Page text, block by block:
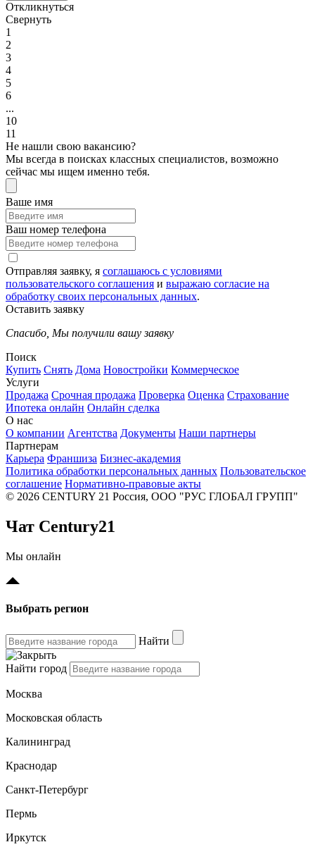
Откликнуться
Свернуть
1
2
3
4
5
6
...
10
11
Не нашли свою вакансию?
Мы всегда в поисках классных специалистов, возможно
сейчас мы ищем именно тебя.
Ваше имя
Ваш номер телефона
Отправляя заявку, я соглашаюсь с условиями
пользовательского соглашения и выражаю согласие на
обработку своих персональных данных.
Оставить заявку
Спасибо, Мы получили вашу заявку
Поиск
Купить Снять Дома Новостройки Коммерческое
Услуги
Продажа Срочная продажа Проверка Оценка Страхование
Ипотека онлайн Онлайн сделка
О нас
О компании Агентства Документы Наши партнеры
Партнерам
Карьера Франшиза Бизнес-академия
Политика обработки персональных данных Пользовательское
соглашение Нормативно-правовые акты
© 2026 CENTURY 21 Россия, ООО "РУС ГЛОБАЛ ГРУПП"
Чат Century21
Мы онлайн
Выбрать регион
Найти
Найти город
Москва
Московская область
Калининград
Краснодар
Санкт-Петербург
Пермь
Иркутск